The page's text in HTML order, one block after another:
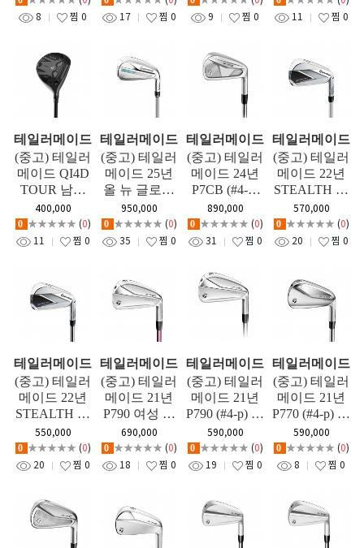
8
찜 0
17
찜 0
9
찜 0
11
찜 0
테일러메이드
(중고) 테일러
메이드 QI4D
TOUR 남성
우드
400,000
0 ★★★★★ (0)
11
찜 0
테일러메이드
(중고) 테일러
메이드 25년
올 뉴 글로리
(#4-p) 여성 아
이언세트
950,000
0 ★★★★★ (0)
35
찜 0
테일러메이드
(중고) 테일러
메이드 24년
P7CB (#4-p)
아이언세트
890,000
0 ★★★★★ (0)
31
찜 0
테일러메이드
(중고) 테일러
메이드 22년
STEALTH 여
성 아이언세
트
570,000
0 ★★★★★ (0)
20
찜 0
테일러메이드
(중고) 테일러
메이드 22년
STEALTH 아
이언세트
550,000
0 ★★★★★ (0)
20
찜 0
테일러메이드
(중고) 테일러
메이드 21년
P790 여성 아
이언세트
690,000
0 ★★★★★ (0)
18
찜 0
테일러메이드
(중고) 테일러
메이드 21년
P790 (#4-p) 아
이언세트
590,000
0 ★★★★★ (0)
19
찜 0
테일러메이드
(중고) 테일러
메이드 21년
P770 (#4-p) 아
이언세트
590,000
0 ★★★★★ (0)
8
찜 0